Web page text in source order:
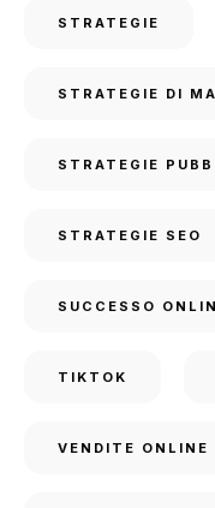
STRATEGIE
STRATEGIE DI
STRATEGIE
STRATEGIE SEO
SUCCESSO
TIKTOK
VENDITE ONLINE